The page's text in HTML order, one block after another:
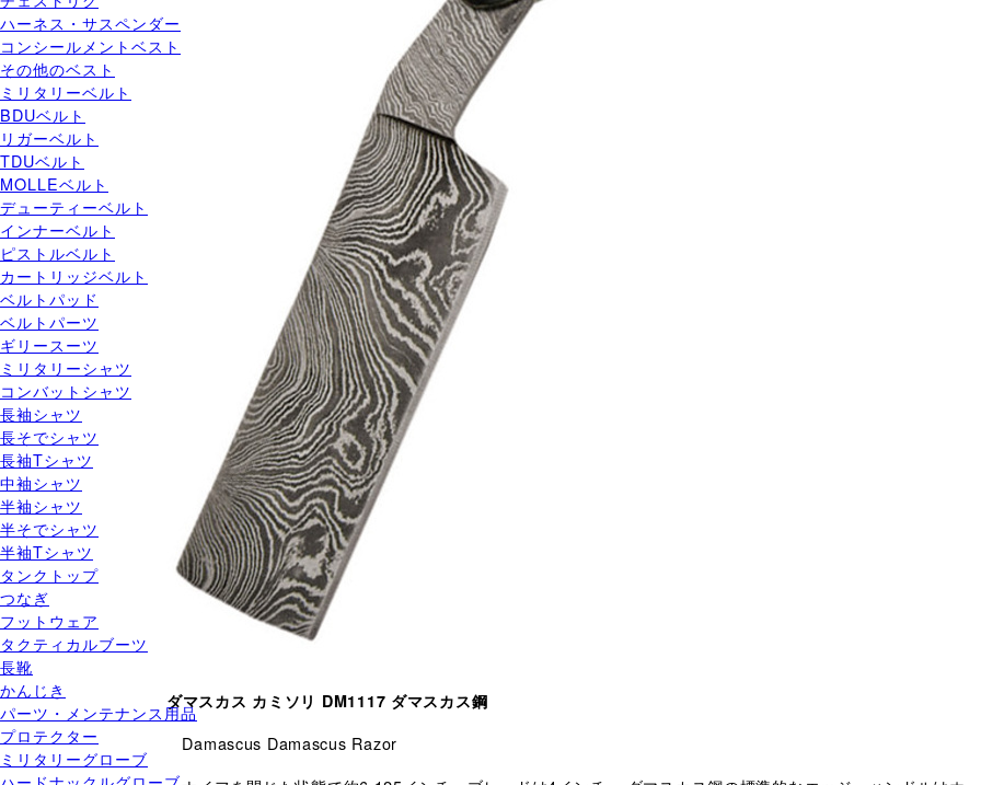
ハーネス・サスペンダー
コンシールメントベスト
その他のベスト
ミリタリーベルト
BDUベルト
リガーベルト
TDUベルト
MOLLEベルト
デューティーベルト
インナーベルト
ピストルベルト
カートリッジベルト
ベルトパッド
ベルトパーツ
ギリースーツ
ミリタリーシャツ
コンバットシャツ
長袖シャツ
長そでシャツ
長袖Tシャツ
中袖シャツ
半袖シャツ
半そでシャツ
半袖Tシャツ
タンクトップ
つなぎ
フットウェア
タクティカルブーツ
長靴
かんじき
パーツ・メンテナンス用品
プロテクター
ミリタリーグローブ
ダマスカス カミソリ DM1117 ダマスカス鋼
Damascus Damascus Razor